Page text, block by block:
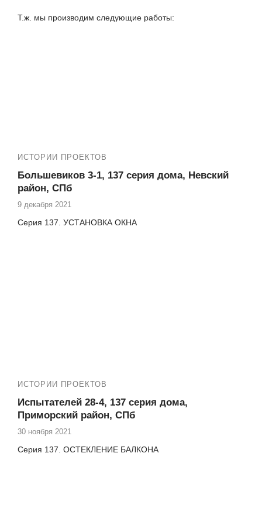
Т.ж. мы производим следующие работы:
ИСТОРИИ ПРОЕКТОВ
Большевиков 3-1, 137 серия дома, Невский
район, СПб
9 декабря 2021
Серия 137. УСТАНОВКА ОКНА
ИСТОРИИ ПРОЕКТОВ
Испытателей 28-4, 137 серия дома,
Приморский район, СПб
30 ноября 2021
Серия 137. ОСТЕКЛЕНИЕ БАЛКОНА